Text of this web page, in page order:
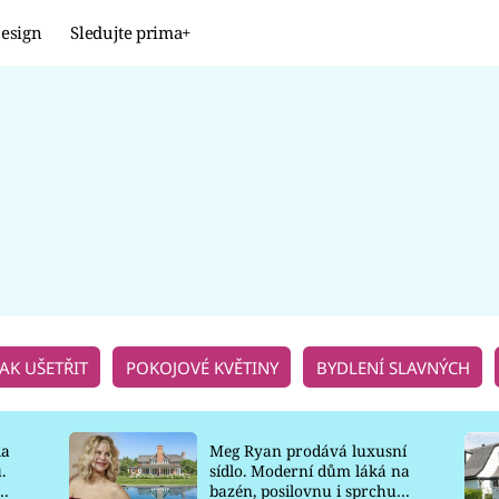
Sledujte prima+
UŠETŘIT POKOJOVÉ KVĚTINY BYDLENÍ SLAVNÝCH
Meg Ryan prodává luxusní
sídlo. Moderní dům láká na
bazén, posilovnu i sprchu